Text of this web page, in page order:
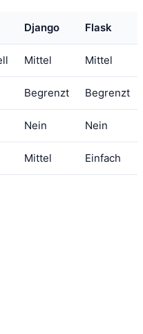
Django Flask
Mittel Mittel
Begrenzt Begrenzt
Nein Nein
Mittel Einfach